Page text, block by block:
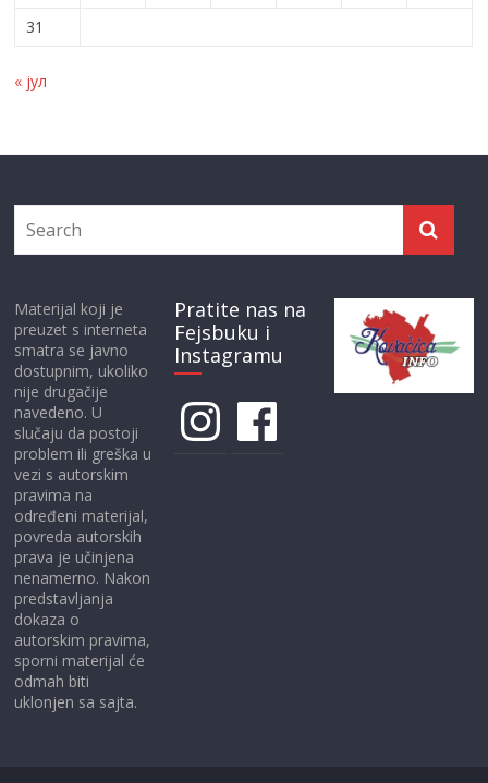
31
« јул
Materijal koji je
preuzet s interneta
smatra se javno
dostupnim, ukoliko
nije drugačije
navedeno. U
slučaju da postoji
problem ili greška u
vezi s autorskim
pravima na
određeni materijal,
povreda autorskih
prava je učinjena
nenamerno. Nakon
predstavljanja
dokaza o
autorskim pravima,
sporni materijal će
odmah biti
uklonjen sa sajta.
Pratite nas na
Fejsbuku i
Instagramu
InstagramFacebook